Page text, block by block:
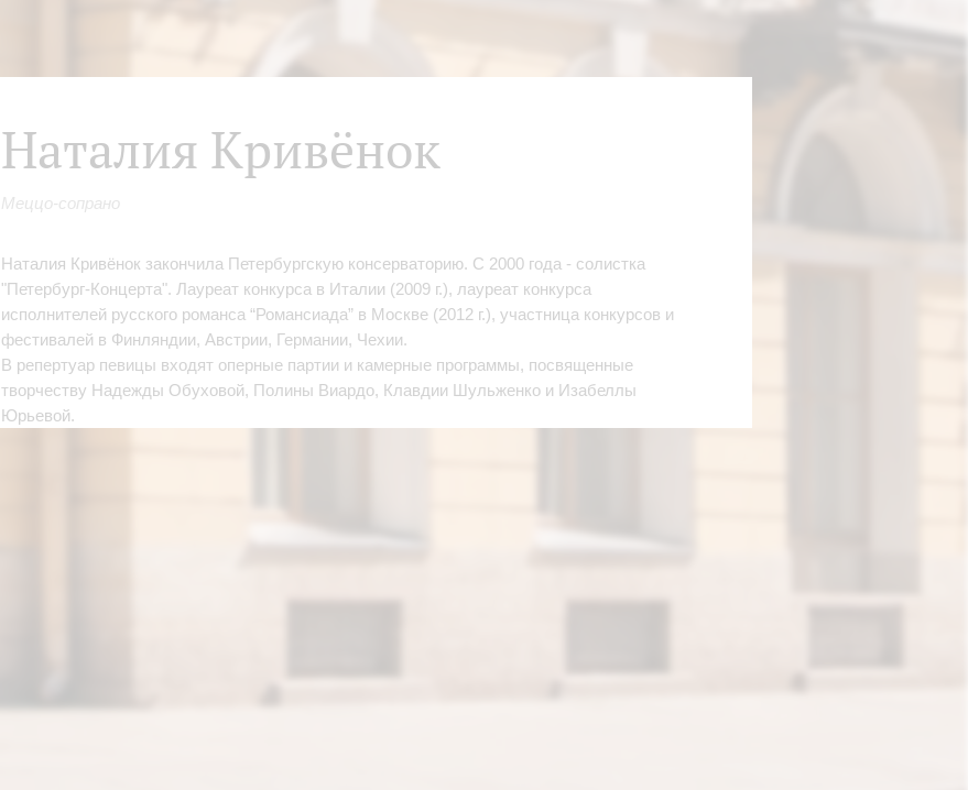
Наталия Кривёнок
Меццо-сопрано
Наталия Кривёнок закончила Петербургскую консерваторию. С 2000 года - солистка
"Петербург-Концерта". Лауреат конкурса в Италии (2009 г.), лауреат конкурса
исполнителей русского романса “Романсиада” в Москве (2012 г.), участница конкурсов и
фестивалей в Финляндии, Австрии, Германии, Чехии.
В репертуар певицы входят оперные партии и камерные программы, посвященные
творчеству Надежды Обуховой, Полины Виардо, Клавдии Шульженко и Изабеллы
Юрьевой.